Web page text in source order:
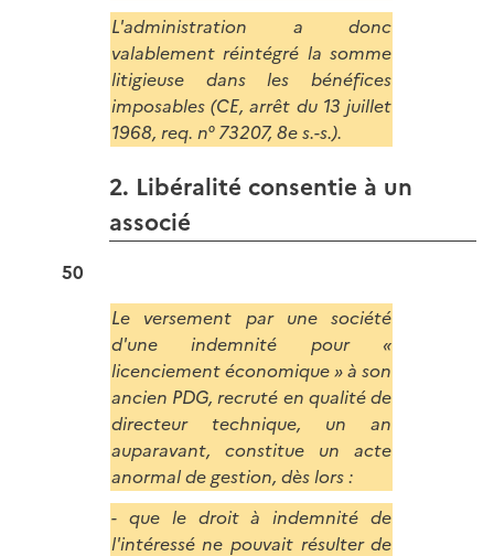
L'administration a donc
valablement réintégré la somme
litigieuse dans les bénéfices
imposables (CE, arrêt du 13 juillet
1968, req. n° 73207, 8e s.-s.).
2. Libéralité consentie à un
associé
50
Le versement par une société
d'une indemnité pour «
licenciement économique » à son
ancien PDG, recruté en qualité de
directeur technique, un an
auparavant, constitue un acte
anormal de gestion, dès lors :
- que le droit à indemnité de
l'intéressé ne pouvait résulter de